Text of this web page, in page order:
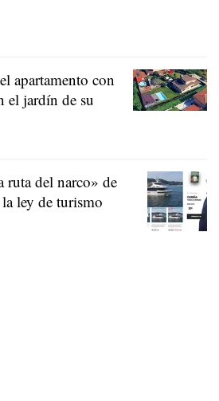
apartamento con
el jardín de su
del narco» de
ley de turismo